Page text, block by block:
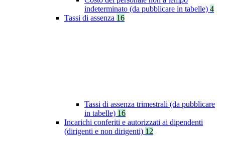
indeterminato (da pubblicare in tabelle) 4
Tassi di assenza 16
Tassi di assenza trimestrali (da pubblicare
in tabelle) 16
Incarichi conferiti e autorizzati ai dipendenti
(dirigenti e non dirigenti) 12